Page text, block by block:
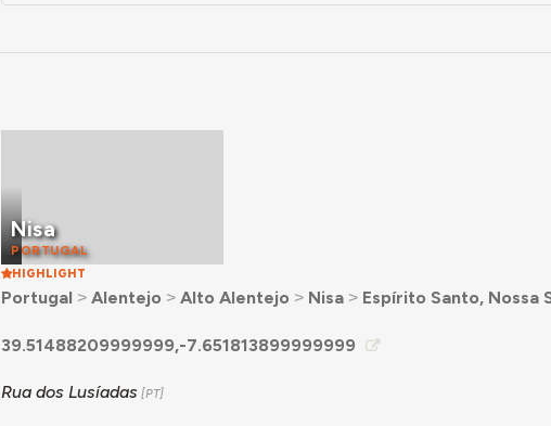
Nisa
PORTUGAL
HIGHLIGHT
Portugal ˃ Alentejo ˃ Alto Alentejo ˃ Nisa˃ Espírito Santo, Nossa
39.51488209999999,-7.651813899999999
Rua dos Lusíadas